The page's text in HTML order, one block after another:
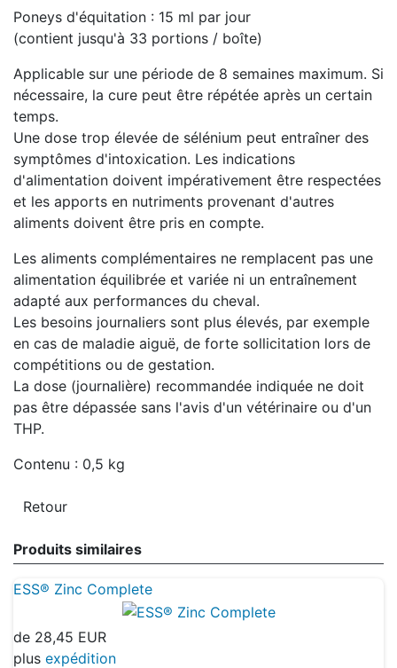
Poneys d'équitation : 15 ml par jour
(contient jusqu'à 33 portions / boîte)
Applicable sur une période de 8 semaines maximum. Si
nécessaire, la cure peut être répétée après un certain
temps.
Une dose trop élevée de sélénium peut entraîner des
symptômes d'intoxication. Les indications
d'alimentation doivent impérativement être respectées
et les apports en nutriments provenant d'autres
aliments doivent être pris en compte.
Les aliments complémentaires ne remplacent pas une
alimentation équilibrée et variée ni un entraînement
adapté aux performances du cheval.
Les besoins journaliers sont plus élevés, par exemple
en cas de maladie aiguë, de forte sollicitation lors de
compétitions ou de gestation.
La dose (journalière) recommandée indiquée ne doit
pas être dépassée sans l'avis d'un vétérinaire ou d'un
THP.
Contenu : 0,5 kg
Produits similaires
ESS® Zinc Complete
de 28,45 EUR
plus expédition